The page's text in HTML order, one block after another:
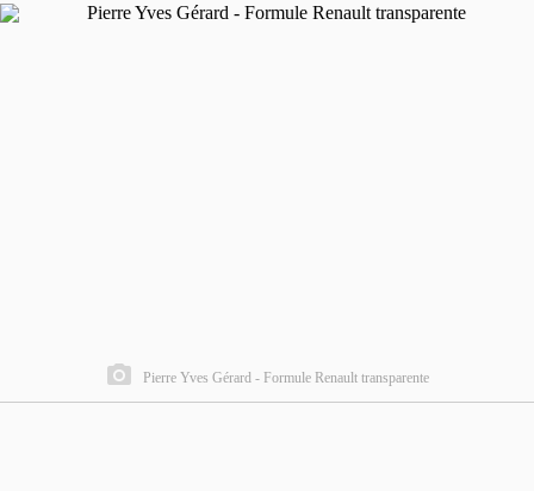
Pierre Yves Gérard - Formule Renault transparente